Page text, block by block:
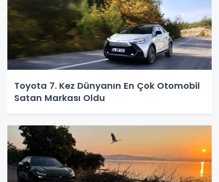
Toyota 7. Kez Dünyanın En Çok Otomobil
Satan Markası Oldu